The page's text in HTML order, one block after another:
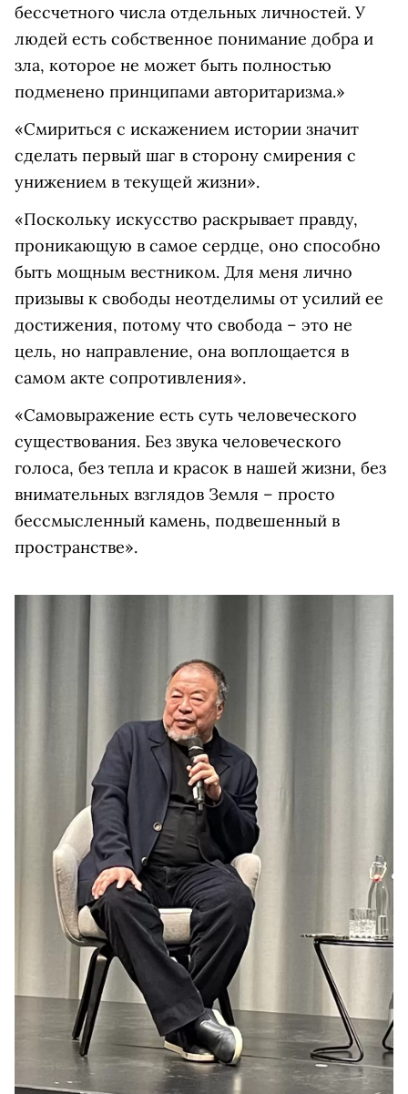
бессчетного числа отдельных личностей. У
людей есть собственное понимание добра и
зла, которое не может быть полностью
подменено принципами авторитаризма.»
«Смириться с искажением истории значит
сделать первый шаг в сторону смирения с
унижением в текущей жизни».
«Поскольку искусство раскрывает правду,
проникающую в самое сердце, оно способно
быть мощным вестником. Для меня лично
призывы к свободы неотделимы от усилий ее
достижения, потому что свобода – это не
цель, но направление, она воплощается в
самом акте сопротивления».
«Самовыражение есть суть человеческого
существования. Без звука человеческого
голоса, без тепла и красок в нашей жизни, без
внимательных взглядов Земля – просто
бессмысленный камень, подвешенный в
пространстве».